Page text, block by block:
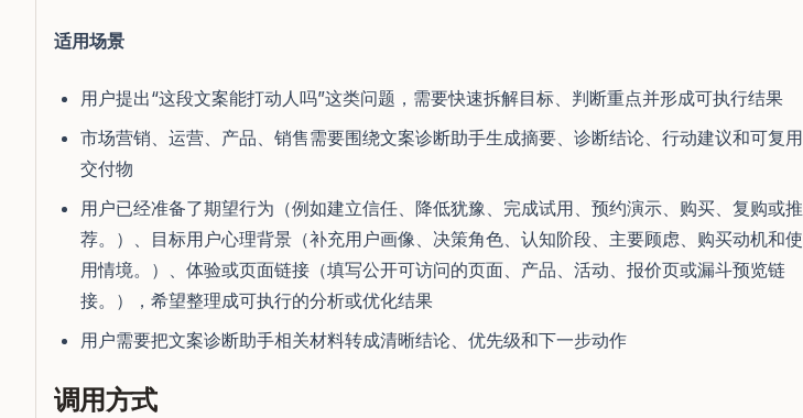
适用场景
用户提出“这段文案能打动人吗”这类问题，需要快速拆解目标、判断重点并形成可执行结果
市场营销、运营、产品、销售需要围绕文案诊断助手生成摘要、诊断结论、行动建议和可复用
交付物
用户已经准备了期望行为（例如建立信任、降低犹豫、完成试用、预约演示、购买、复购或推
荐。）、目标用户心理背景（补充用户画像、决策角色、认知阶段、主要顾虑、购买动机和使
用情境。）、体验或页面链接（填写公开可访问的页面、产品、活动、报价页或漏斗预览链
接。），希望整理成可执行的分析或优化结果
用户需要把文案诊断助手相关材料转成清晰结论、优先级和下一步动作
调用方式